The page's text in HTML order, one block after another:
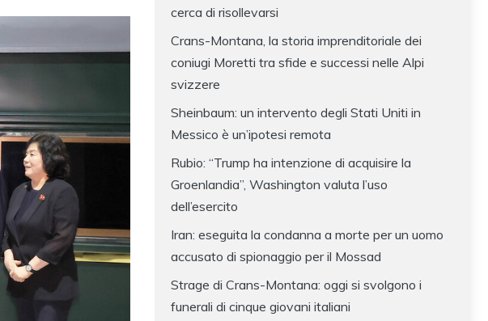
cerca di risollevarsi
Crans-Montana, la storia imprenditoriale dei
coniugi Moretti tra sfide e successi nelle Alpi
svizzere
Sheinbaum: un intervento degli Stati Uniti in
Messico è un’ipotesi remota
Rubio: “Trump ha intenzione di acquisire la
Groenlandia”, Washington valuta l’uso
dell’esercito
Iran: eseguita la condanna a morte per un uomo
accusato di spionaggio per il Mossad
Strage di Crans-Montana: oggi si svolgono i
funerali di cinque giovani italiani